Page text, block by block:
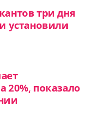
три дня
установили
20%, показало